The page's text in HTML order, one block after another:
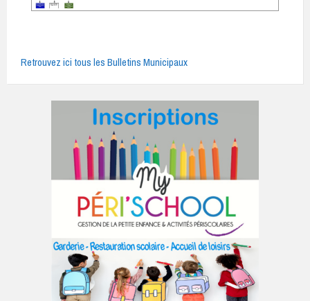
Retrouvez ici tous les Bulletins Municipaux